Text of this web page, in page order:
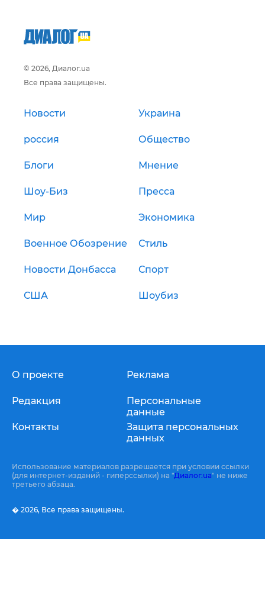
© 2026, Диалог.ua
Все права защищены.
Новости Украина
россия Общество
Блоги Мнение
Шоу-Биз Пресса
Мир Экономика
Военное Обозрение Стиль
Новости Донбасса Спорт
США Шоубиз
О проекте
Редакция
Контакты
Реклама
Персональные
данные
Защита персональных
данных
Использование материалов разрешается при условии ссылки
(для интернет-изданий - гиперссылки) на "Диалог.ua" не ниже
третьего абзаца.
� 2026, Все права защищены.